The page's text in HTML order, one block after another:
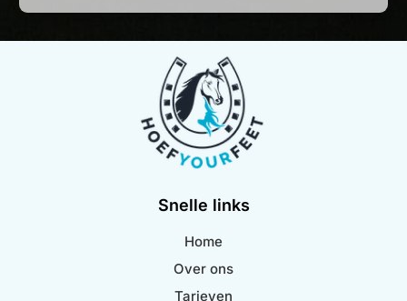
Snelle links
Home
Over ons
Tarieven